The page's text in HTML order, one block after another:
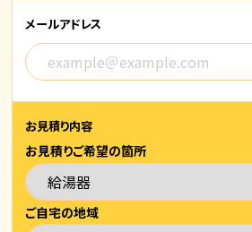
メールアドレス
お見積り内容
お見積りご希望の箇所
ご自宅の地域